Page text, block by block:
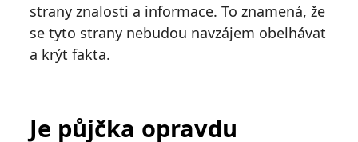
strany znalosti a informace. To znamená, že
se tyto strany nebudou navzájem obelhávat
a krýt fakta.
Je půjčka opravdu